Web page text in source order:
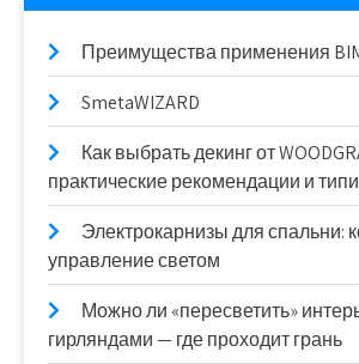
Преимущества применения
SmetaWIZARD
Как выбрать декинг от
практические рекомендации и
Электрокарнизы для спальни:
управление светом
Можно ли «пересветить»
гирляндами — где проходит грань